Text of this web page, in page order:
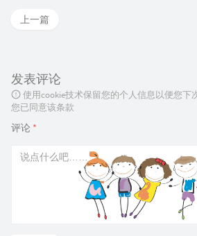
上一篇
发表评论
使用cookie技术保留您的个人信息以便您下
您已同意该条款
评论 *